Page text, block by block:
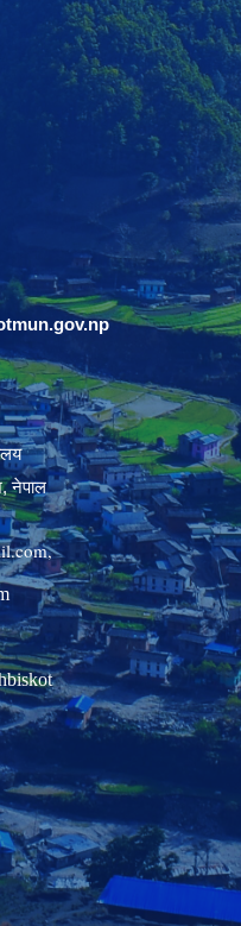
नेपाल
,